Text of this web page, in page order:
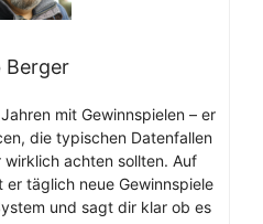
Berger
mit Gewinnspielen – er
die typischen Datenfallen
wirklich achten sollten. Auf
täglich neue Gewinnspiele
und sagt dir klar ob es